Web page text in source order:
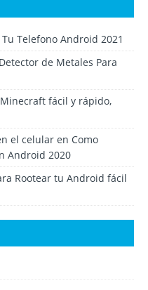
Telefono Android 2021
Detector de Metales Para
fácil y rápido,
el celular en Como
Android 2020
Rootear tu Android fácil